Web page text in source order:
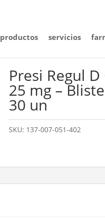
productos servicios
Presi Regul
25 mg –
30 un
SKU: 137-007-051-402